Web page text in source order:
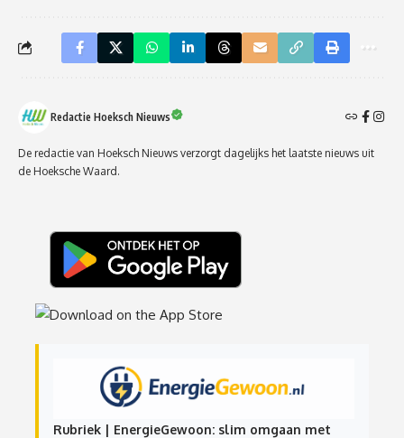
Redactie Hoeksch Nieuws
De redactie van Hoeksch Nieuws verzorgt dagelijks het laatste nieuws uit
de Hoeksche Waard.
Rubriek | EnergieGewoon: slim omgaan met